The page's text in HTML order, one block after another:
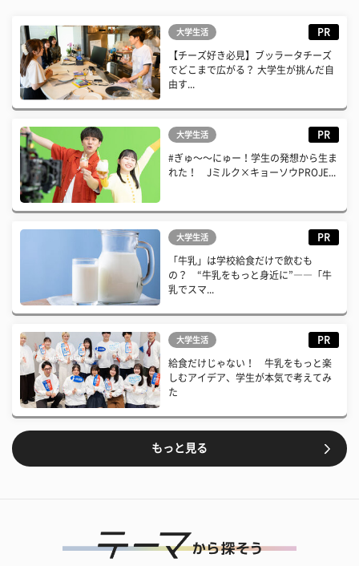
大学生活 PR
【チーズ好き必見】ブッラータチーズ
でどこまで広がる？ 大学生が挑んだ自
由す...
大学生活 PR
#ぎゅ〜〜にゅー！学生の発想から生ま
れた！ Jミルク×キョーソウPROJE...
大学生活 PR
「牛乳」は学校給食だけで飲むも
の？ “牛乳をもっと身近に”――「牛
乳でスマ...
大学生活 PR
給食だけじゃない！ 牛乳をもっと楽
しむアイデア、学生が本気で考えてみ
た
もっと見る